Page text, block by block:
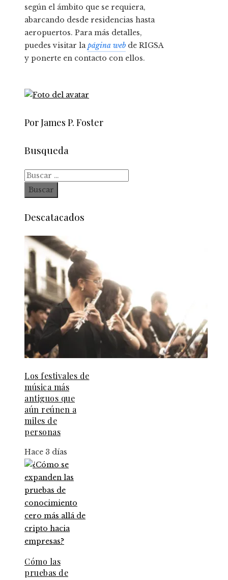
según el ámbito que se requiera,
abarcando desde residencias hasta
aeropuertos. Para más detalles,
puedes visitar lapágina web de RIGSA
y ponerte en contacto con ellos.
Por James P. Foster
Busqueda
Buscar:
Descatacados
Los festivales de
música más
antiguos que
aún reúnen a
miles de
personas
Hace 3 días
Cómo las
pruebas de